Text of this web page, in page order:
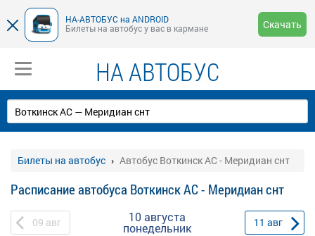
НА-АВТОБУС на ANDROID
Билеты на автобус у вас в кармане
Скачать
НА АВТОБУС
Билеты на автобус Автобус Воткинск АС - Меридиан снт
Расписание автобуса Воткинск АС - Меридиан снт
09 авг 10 августа
понедельник 11 авг